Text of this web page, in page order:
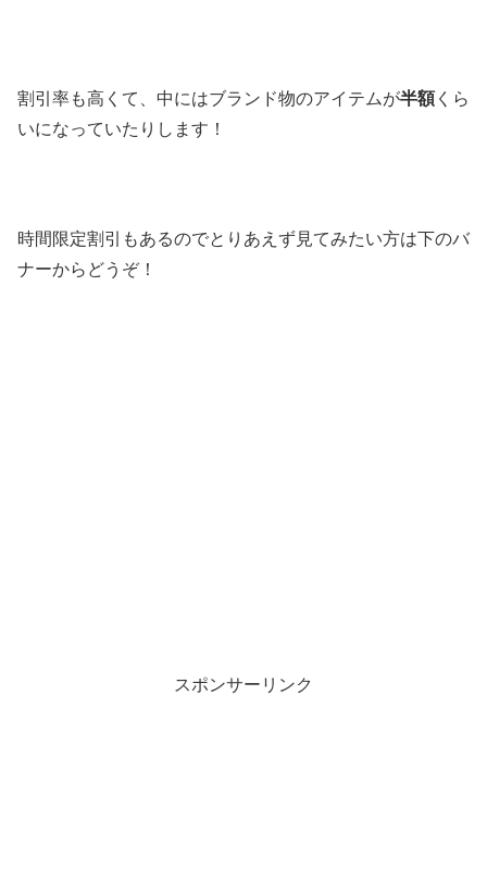
割引率も高くて、中にはブランド物のアイテムが半額くら
いになっていたりします！
時間限定割引もあるのでとりあえず見てみたい方は下のバ
ナーからどうぞ！
スポンサーリンク